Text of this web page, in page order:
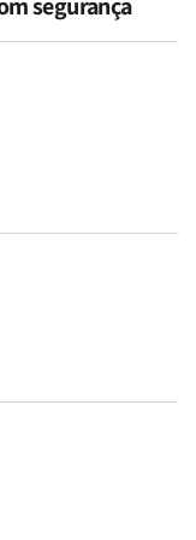
Mulher
Segundo